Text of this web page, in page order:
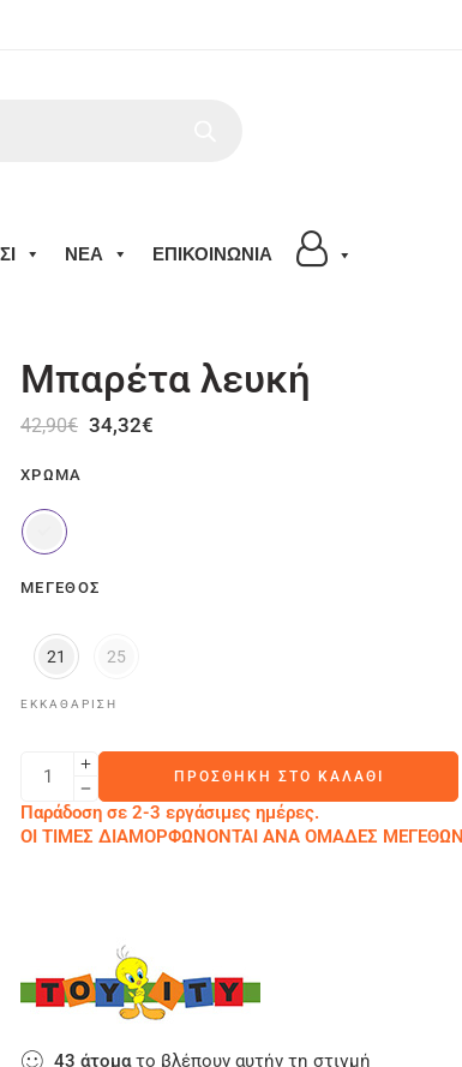
ΝΕΑ ΕΠΙΚΟΙΝΩΝΙΑ
Μπαρέτα λευκή
42,90€ 34,32€
ΧΡΏΜΑ
ΜΈΓΕΘΟΣ
21 25
ΕΚΚΑΘΆΡΙΣΗ
ΠΡΟΣΘΉΚΗ ΣΤΟ ΚΑΛΆΘΙ
Παράδοση σε 2-3 εργάσιμες ημέρες.
ΟΙ ΤΙΜΕΣ ΔΙΑΜΟΡΦΩΝΟΝΤΑΙ ΑΝΑ ΟΜΑΔΕΣ ΜΕΓΕΘΩΝ
43 άτοματο βλέπουν αυτήν τη στιγμή